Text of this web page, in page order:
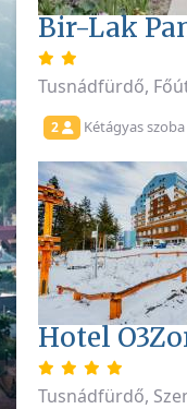
Bir-Lak
Tusnádfürdő,
2 Kétágyas szoba
Hotel
Tusnádfürdő,